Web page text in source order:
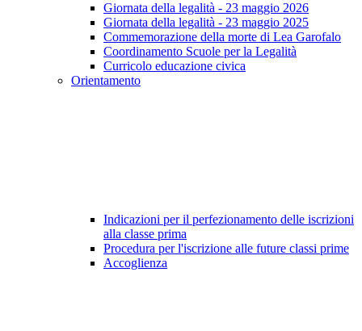
Giornata della legalità - 23 maggio 2026
Giornata della legalità - 23 maggio 2025
Commemorazione della morte di Lea Garofalo
Coordinamento Scuole per la Legalità
Curricolo educazione civica
Orientamento
Indicazioni per il perfezionamento delle iscrizioni
alla classe prima
Procedura per l'iscrizione alle future classi prime
Accoglienza